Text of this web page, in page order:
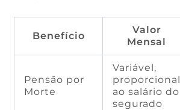
Benefício
Valor
Mensal
Pensão por
Morte
Variável,
proporcional
ao salário do
segurado